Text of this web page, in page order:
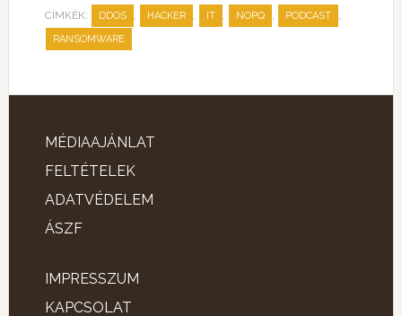
CÍMKÉK: DDOS , HACKER , IT , NOPQ , PODCAST ,
RANSOMWARE
MÉDIAAJÁNLAT
FELTÉTELEK
ADATVÉDELEM
ÁSZF
IMPRESSZUM
KAPCSOLAT